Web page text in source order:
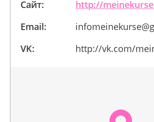
Сайт:
http://
Email:
VK:
http://vk.com/